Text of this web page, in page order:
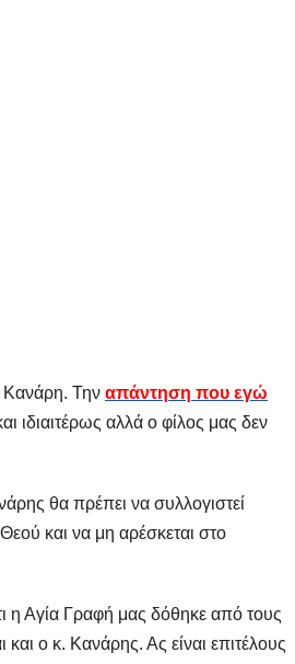
Κανάρη. Την απάντηση που εγώ
ιδιαιτέρως αλλά ο φίλος μας δεν
θα πρέπει να συλλογιστεί
και να μη αρέσκεται στο
η Αγία Γραφή μας δόθηκε από τους
ο κ. Κανάρης. Ας είναι επιτέλους